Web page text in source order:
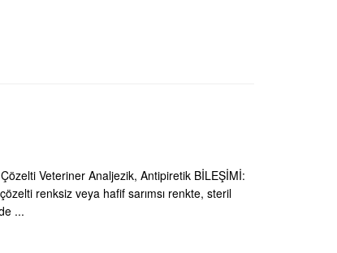
Veteriner Analjezik, Antipiretik BİLEŞİMİ:
renksiz veya hafif sarımsı renkte, steril
...